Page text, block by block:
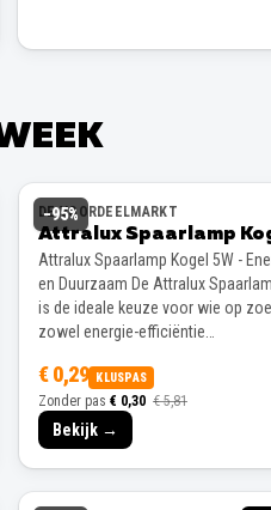
−95%
DE VOORDEELMARKT
Attralux Spaarlamp
Attralux Spaarlamp Kogel 5W -
en Duurzaam De Attralux
is de ideale keuze voor wie op
zowel energie-efficiëntie…
€ 0,29 KLUSPAS
Zonder pas € 0,30 € 5,81
Bekijk →